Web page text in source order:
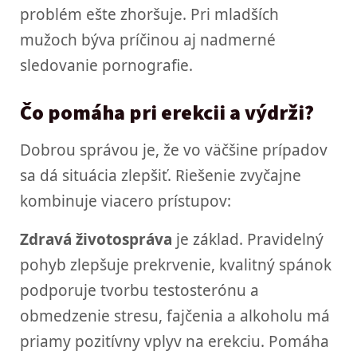
problém ešte zhoršuje. Pri mladších
mužoch býva príčinou aj nadmerné
sledovanie pornografie.
Čo pomáha pri erekcii a výdrži?
Dobrou správou je, že vo väčšine prípadov
sa dá situácia zlepšiť. Riešenie zvyčajne
kombinuje viacero prístupov:
Zdravá životospráva je základ. Pravidelný
pohyb zlepšuje prekrvenie, kvalitný spánok
podporuje tvorbu testosterónu a
obmedzenie stresu, fajčenia a alkoholu má
priamy pozitívny vplyv na erekciu. Pomáha